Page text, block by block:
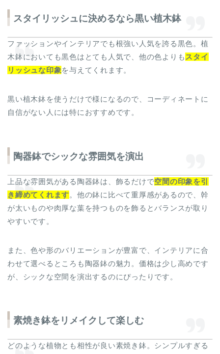
スタイリッシュに決めるなら黒い植木鉢
ファッションやインテリアでも根強い人気を誇る黒色。植
木鉢においても黒色はとても人気で、他の色よりも スタイ
リッシュな印象を与えてくれます。
黒い植木鉢を使うだけで様になるので、コーディネートに
自信がない人には特におすすめです。
陶器鉢でシックな雰囲気を演出
上品な雰囲気がある陶器鉢は、飾るだけで空間の印象を引
き締めてくれます。他の鉢に比べて重厚感があるので、幹
が太いものや肉厚な葉を持つものを飾るとバランスが取り
やすいです。
また、色や形のバリエーションが豊富で、インテリアに合
わせて選べるところも陶器鉢の魅力。価格は少し高めです
が、シックな空間を演出するのにぴったりです。
素焼き鉢をリメイクして楽しむ
どのような植物とも相性が良い素焼き鉢。シンプルすぎる